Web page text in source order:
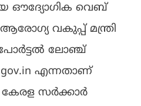
ഔദ്യോഗിക വെബ്
വകുപ്പ് മന്ത്രി
ലോഞ്ച്
എന്നതാണ്
കേരള സര്‍ക്കാര്‍